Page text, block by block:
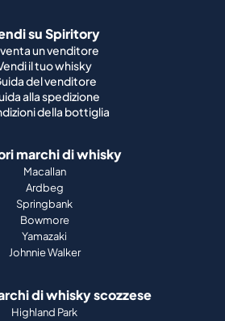
su Spiritory
un venditore
il tuo whisky
del venditore
alla spedizione
della bottiglia
marchi di whisky
Macallan
Ardbeg
Springbank
Bowmore
Yamazaki
Johnnie Walker
di whisky scozzese
Highland Park